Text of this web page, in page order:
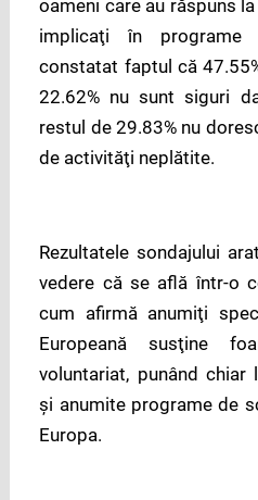
oameni care au răspuns
implicaţi în programe
constatat faptul că
22.62% nu sunt siguri
restul de 29.83% nu
de activităţi neplătite.
Rezultatele sondajului
vedere că se află într-o
cum afirmă anumiţi
Europeană susţine
voluntariat, punând
şi anumite programe de
Europa.